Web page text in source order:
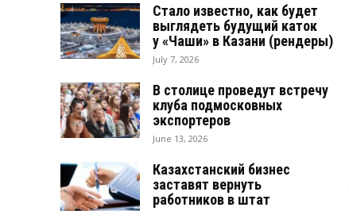
Стало известно, как будет
выглядеть будущий каток
у «Чаши» в Казани (рендеры)
July 7, 2026
В столице проведут встречу
клуба подмосковных
экспортеров
June 13, 2026
Казахстанский бизнес
заставят вернуть
работников в штат